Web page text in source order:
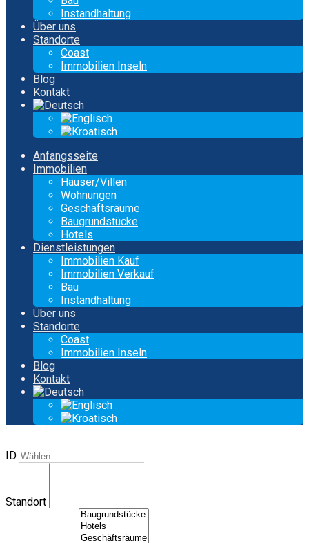
Instandhaltung
Über uns
Standorte
Coast
Immobilien Inseln
Blog
Kontakt
Anfangsseite
Immobilien
Häuser/Villen
Wohnungen
Geschäftsräume
Baugrundstücke
Hotels
Dienstleistungen
Immobilien Kauf
Immobilien Verkauf
Bau
Instandhaltung
Über uns
Standorte
Coast
Immobilien Inseln
Blog
Kontakt
ID
Standort